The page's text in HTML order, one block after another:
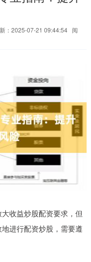
：2025-07-21 09:44:54 阅
收益炒股配资要求，但
进行配资炒股，需要遵